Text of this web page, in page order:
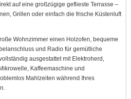
auf eine großzügige geflieste Terrasse –
Grillen oder einfach die frische Küstenluft
Wohnzimmer einen Holzofen, bequeme
und Radio für gemütliche
ausgestattet mit Elektroherd,
Kaffeemaschine und
Mahlzeiten während Ihres